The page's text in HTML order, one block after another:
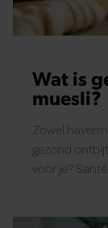
Wat is
muesli?
Zowel
gezond
voor je?